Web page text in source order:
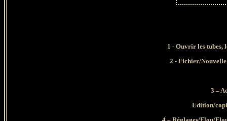
1 - Ouvrir les tubes,
2 - Fichier/
3 –
Edition/